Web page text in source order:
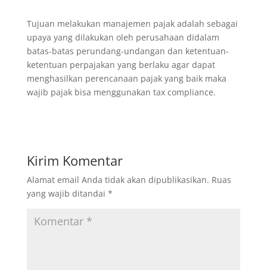
Tujuan melakukan manajemen pajak adalah sebagai
upaya yang dilakukan oleh perusahaan didalam
batas-batas perundang-undangan dan ketentuan-
ketentuan perpajakan yang berlaku agar dapat
menghasilkan perencanaan pajak yang baik maka
wajib pajak bisa menggunakan tax compliance.
Kirim Komentar
Alamat email Anda tidak akan dipublikasikan. Ruas
yang wajib ditandai *